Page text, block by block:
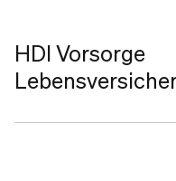
HDI Vorsorge